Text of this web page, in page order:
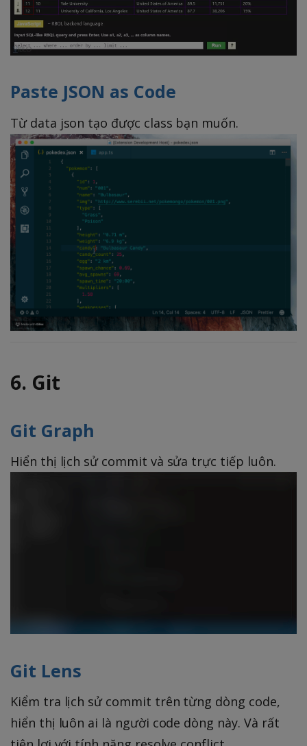
Paste JSON as Code
Từ data json tạo được class bạn muốn.
6. Git
Git Graph
Hiển thị lịch sử commit và sửa trực tiếp luôn.
Git Lens
Kiểm tra lịch sử commit trên từng dòng code,
hiển thị luôn ai là người code dòng này. Và rất